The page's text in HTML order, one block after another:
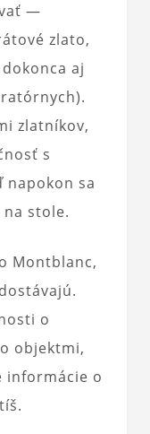
—
zlato,
aj
zlatníkov,
s
napokon sa
stole.
Montblanc,
o
objektmi,
informácie o